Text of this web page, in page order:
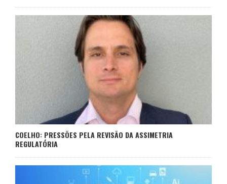
COELHO: PRESSÕES PELA REVISÃO DA ASSIMETRIA
REGULATÓRIA